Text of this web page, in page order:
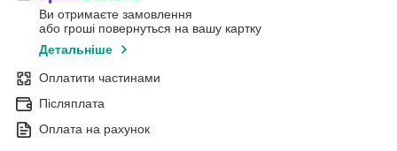
Ви отримаєте замовлення
або гроші повернуться на вашу картку
Детальніше
Оплатити частинами
Післяплата
Оплата на рахунок